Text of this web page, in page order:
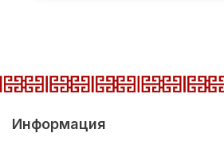
Информация